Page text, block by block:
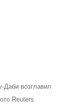
Даби возглавил
Reuters